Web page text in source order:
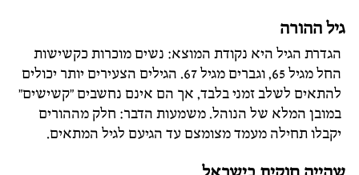
גיל ההורה
הגדרת הגיל היא נקודת המוצא: נשים מוכרות כקשישות
החל מגיל 65, וגברים מגיל 67. הגילים הצעירים יותר יכולים
להתאים לשלב זמני בלבד, אך הם אינם נחשבים "קשישים"
במובן המלא של הנוהל. משמעות הדבר: חלק מההורים
יקבלו תחילה מעמד מצומצם עד הגיעם לגיל המתאים.